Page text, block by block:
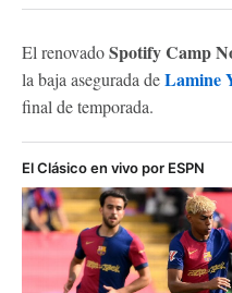
El renovadoSpotify Camp
la baja asegurada deLamine
final de temporada.
El Clásico en vivo por ESPN